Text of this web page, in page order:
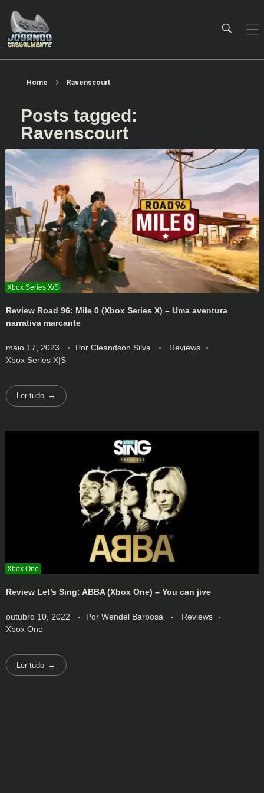
Home Ravenscourt
Posts tagged:
Ravenscourt
Review Road 96: Mile 0 (Xbox Series X) – Uma aventura
narrativa marcante
maio 17, 2023 Por Cleandson Silva
Reviews
Xbox Series X|S
Ler tudo
Review Let’s Sing: ABBA (Xbox One) – You can jive
outubro 10, 2022 Por Wendel Barbosa
Reviews
Xbox One
Ler tudo